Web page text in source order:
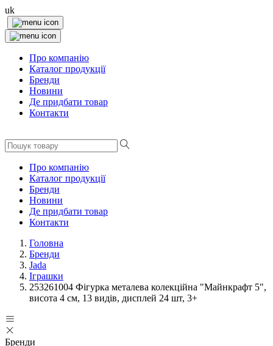
uk
Про компанію
Каталог продукції
Бренди
Новини
Де придбати товар
Контакти
Про компанію
Каталог продукції
Бренди
Новини
Де придбати товар
Контакти
Головна
Бренди
Jada
Іграшки
253261004 Фігурка металева колекційна "Майнкрафт 5",
висота 4 см, 13 видів, дисплей 24 шт, 3+
Бренди